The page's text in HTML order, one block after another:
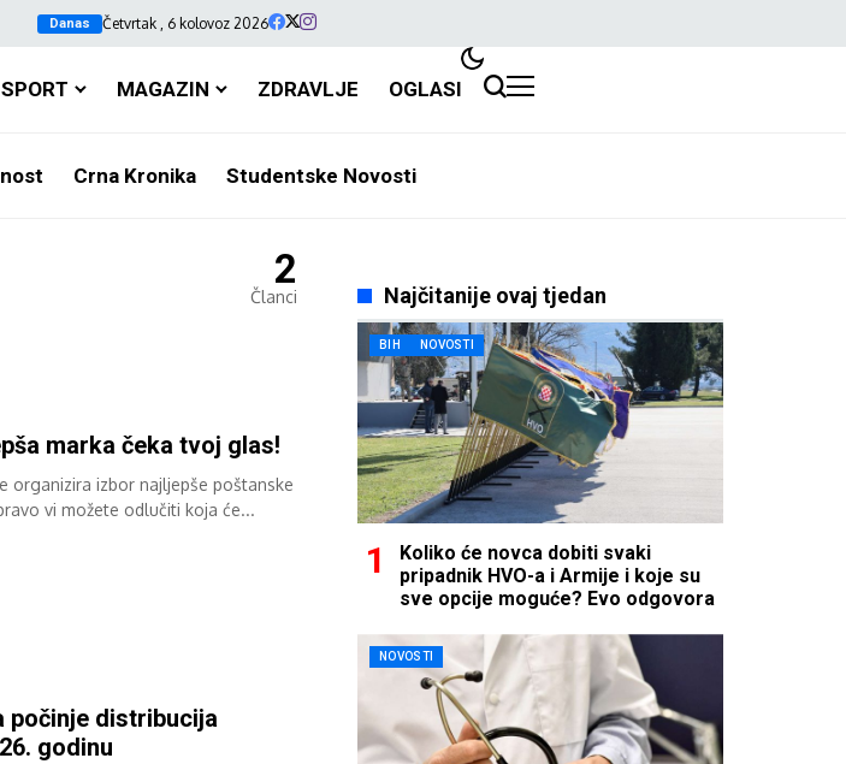
Danas Četvrtak , 6 kolovoz 2026
SPORT MAGAZIN ZDRAVLJE OGLASI
Crna Kronika Studentske Novosti
2
Članci
marka čeka tvoj glas!
organizira izbor najljepše poštanske
vi možete odlučiti koja će...
počinje distribucija
godinu
Najčitanije ovaj tjedan
BIH NOVOSTI
Koliko će novca dobiti svaki
pripadnik HVO-a i Armije i koje su
sve opcije moguće? Evo odgovora
NOVOSTI